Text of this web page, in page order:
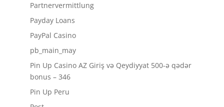
Partnervermittlung
Payday Loans
PayPal Casino
pb_main_may
Pin Up Casino AZ Giriş və Qeydiyyat 500-ə qədər
bonus – 346
Pin Up Peru